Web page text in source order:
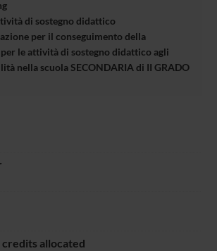
di sostegno didattico
per il conseguimento della
le attività di sostegno didattico agli
nella scuola SECONDARIA di II GRADO
credits allocated